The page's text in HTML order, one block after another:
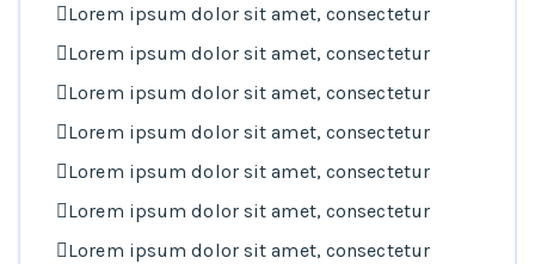
Lorem ipsum dolor sit amet, consectetur
Lorem ipsum dolor sit amet, consectetur
Lorem ipsum dolor sit amet, consectetur
Lorem ipsum dolor sit amet, consectetur
Lorem ipsum dolor sit amet, consectetur
Lorem ipsum dolor sit amet, consectetur
Lorem ipsum dolor sit amet, consectetur